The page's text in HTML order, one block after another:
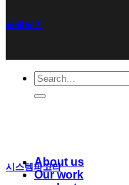
글램핑존
시스템파고라
Search
for:
About us
Our work